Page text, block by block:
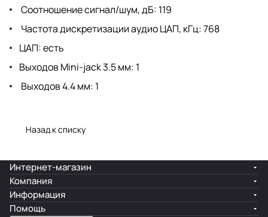
Соотношение сигнал/шум, дБ: 119
Частота дискретизации аудио ЦАП, кГц: 768
ЦАП: есть
Выходов Mini-jack 3.5 мм: 1
Выходов 4.4 мм: 1
Назад к списку
Интернет-магазин
Компания
Информация
Помощь